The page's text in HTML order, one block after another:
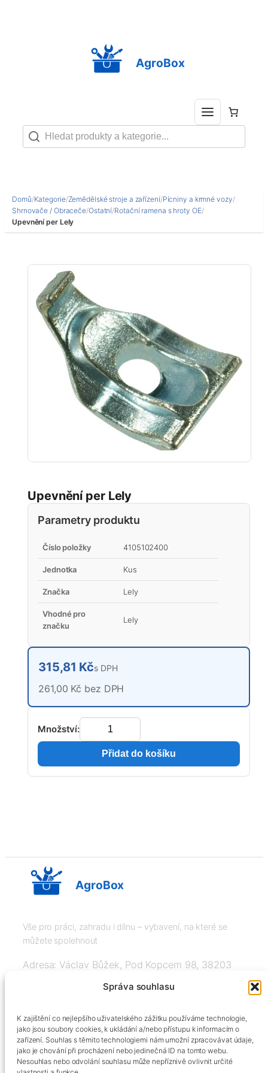
Správa souhlasu
K zajištění co nejlepšího uživatelského zážitku používáme technologie,
jako jsou soubory cookies, k ukládání a/nebo přístupu k informacím o
zařízení. Souhlas s těmito technologiemi nám umožní zpracovávat údaje,
jako je chování při procházení nebo jedinečná ID na tomto webu.
Nesouhlas nebo odvolání souhlasu může nepříznivě ovlivnit určité
AgroBox
Domů/Kategorie/Zemědělské stroje a zařízení/Pícniny a krmné vozy/
Shrnovače / Obraceče/Ostatní/Rotační ramena s hroty OE/
Upevnění per Lely
Upevnění per Lely
Parametry produktu
Číslo položky 4105102400
Jednotka Kus
Značka Lely
Vhodné pro
značku
Lely
315,81 Kčs DPH
261,00 Kč bez DPH
Množství:
Přidat do košíku
AgroBox
Vše pro práci, zahradu i dílnu – vybavení, na které se
můžete spolehnout
Adresa: Václav Bůžek, Pod Kopcem 98, 38203
+420606334248, info@agrobox.cz